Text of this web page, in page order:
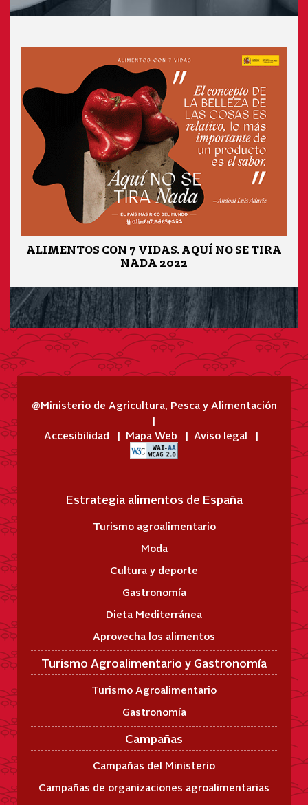
ALIMENTOS CON 7 VIDAS. AQUÍ NO SE TIRA
NADA 2022
@Ministerio de Agricultura, Pesca y Alimentación
Accesibilidad Mapa Web Aviso legal
Estrategia alimentos de España
Turismo agroalimentario
Moda
Cultura y deporte
Gastronomía
Dieta Mediterránea
Aprovecha los alimentos
Turismo Agroalimentario y Gastronomía
Turismo Agroalimentario
Gastronomía
Campañas
Campañas del Ministerio
Campañas de organizaciones agroalimentarias